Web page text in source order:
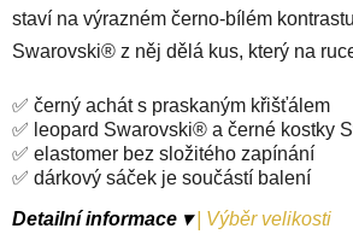
staví na výrazném černo-bílém
Swarovski® z něj dělá kus, který na
✅ černý achát s praskaným křišťálem
✅ leopard Swarovski® a černé kostky
✅ elastomer bez složitého zapínání
✅ dárkový sáček je součástí balení
Detailní informace ▾
Výběr velikosti